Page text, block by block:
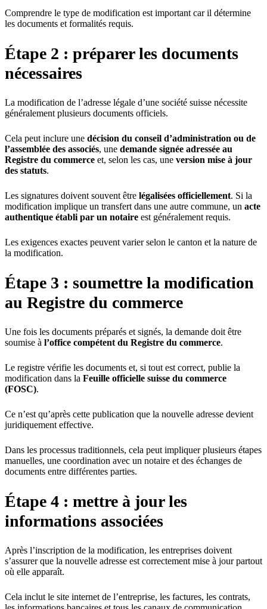
Comprendre le type de modification est important car il détermine
les documents et formalités requis.
Étape 2 : préparer les documents
nécessaires
La modification de l’adresse légale d’une société suisse nécessite
généralement plusieurs documents officiels.
Cela peut inclure une décision du conseil d’administration ou de
l’assemblée des associés, une demande signée adressée au
Registre du commerce et, selon les cas, une version mise à jour
des statuts.
Les signatures doivent souvent être légalisées officiellement. Si la
modification implique un transfert dans une autre commune, un acte
authentique établi par un notaire est généralement requis.
Les exigences exactes peuvent varier selon le canton et la nature de
la modification.
Étape 3 : soumettre la modification
au Registre du commerce
Une fois les documents préparés et signés, la demande doit être
soumise à l’office compétent du Registre du commerce.
Le registre vérifie les documents et, si tout est correct, publie la
modification dans la Feuille officielle suisse du commerce
(FOSC).
Ce n’est qu’après cette publication que la nouvelle adresse devient
juridiquement effective.
Dans les processus traditionnels, cela peut impliquer plusieurs étapes
manuelles, une coordination avec un notaire et des échanges de
documents entre différentes parties.
Étape 4 : mettre à jour les
informations associées
Après l’inscription de la modification, les entreprises doivent
s’assurer que la nouvelle adresse est correctement mise à jour partout
où elle apparaît.
Cela inclut le site internet de l’entreprise, les factures, les contrats,